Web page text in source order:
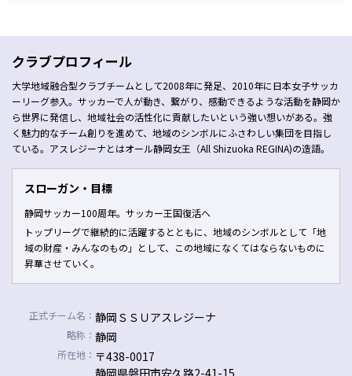
クラブプロフィール
大学地域融合型クラブチームとして2008年に発足、2010年に日本女子サッカ
ーリーグ参入。サッカーで人が動き、繋がり、感動できるような活動を静岡か
ら世界に発信し、地域社会の活性化に貢献したいという強い想いがある。強
く魅力的なチーム創りを進めて、地域のシンボルにふさわしい集団を目指し
ている。アスレジーナとはオール静岡女王（All Shizuoka REGINA)の造語。
スローガン・目標
静岡サッカー100周年。サッカー王国復活へ
トップリーグで継続的に活躍するとともに、地域のシンボルとして「地
域の財産・みんなのもの」として、この地域になくてはならないものに
昇華させていく。
正式チーム名： 静岡ＳＳＵアスレジーナ
略称： 静岡
所在地： 〒438-0017
静岡県磐田市安久路2-41-15